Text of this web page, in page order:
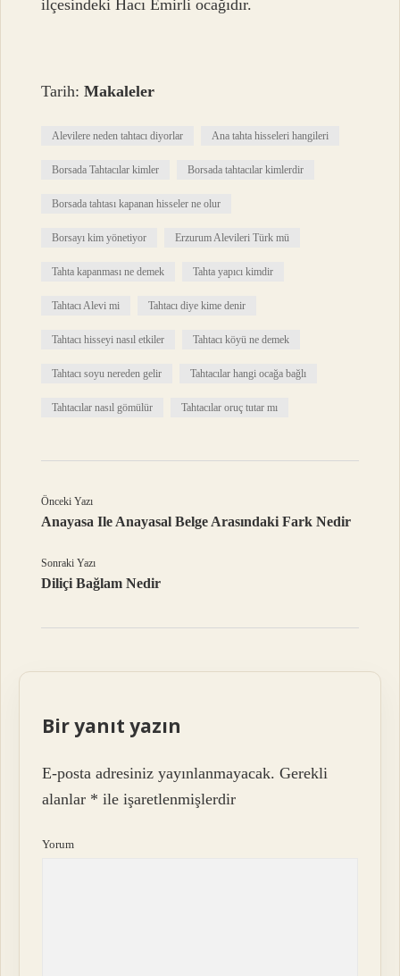
ilçesindeki Hacı Emirli ocağıdır.
Tarih:Makaleler
Alevilere neden tahtacı diyorlar Ana tahta hisseleri hangileri
Borsada Tahtacılar kimler Borsada tahtacılar kimlerdir
Borsada tahtası kapanan hisseler ne olur
Borsayı kim yönetiyor Erzurum Alevileri Türk mü
Tahta kapanması ne demek Tahta yapıcı kimdir
Tahtacı Alevi mi Tahtacı diye kime denir
Tahtacı hisseyi nasıl etkiler Tahtacı köyü ne demek
Tahtacı soyu nereden gelir Tahtacılar hangi ocağa bağlı
Tahtacılar nasıl gömülür Tahtacılar oruç tutar mı
Önceki Yazı
Anayasa Ile Anayasal Belge Arasındaki Fark Nedir
Sonraki Yazı
Diliçi Bağlam Nedir
Bir yanıt yazın
E-posta adresiniz yayınlanmayacak. Gerekli
alanlar * ile işaretlenmişlerdir
Yorum